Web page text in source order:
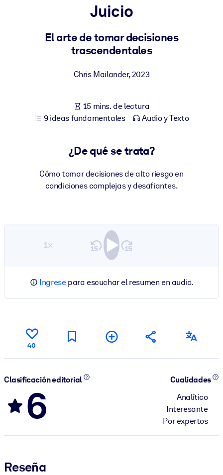
Para LMS/LXP
Integre conocimientos verificados y breves en su LMS/LXP para
Para bibliotecas corporativas
empresariales confiables y listos para usar.
estructurados para mejorar los resultados.
Juicio
El arte de tomar decisiones
trascendentales
Chris Mailander,2023
15 mins. de lectura
9 ideas fundamentales
Audio y Texto
¿De qué se trata?
Cómo tomar decisiones de alto riesgo en
condiciones complejas y desafiantes.
1×
Ingresepara escuchar el resumen en audio.
40
Clasificación editorial
6
Cualidades
Analítico
Interesante
Por expertos
Reseña